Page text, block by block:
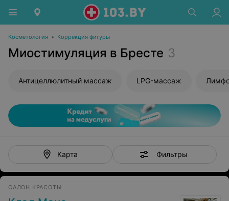
Косметология • Коррекция фигуры
Миостимуляция в Бресте 3
Антицеллюлитный массаж LPG-массаж
Карта Фильтры
САЛОН КРАСОТЫ